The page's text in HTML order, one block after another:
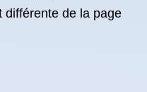
différente de la page